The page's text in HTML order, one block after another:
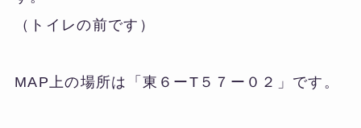
（トイレの前です）
MAP上の場所は「東６ーT５７ー０２」です。